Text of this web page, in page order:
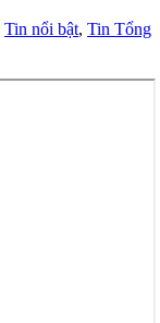
Tin nổi bật, Tin Tổng